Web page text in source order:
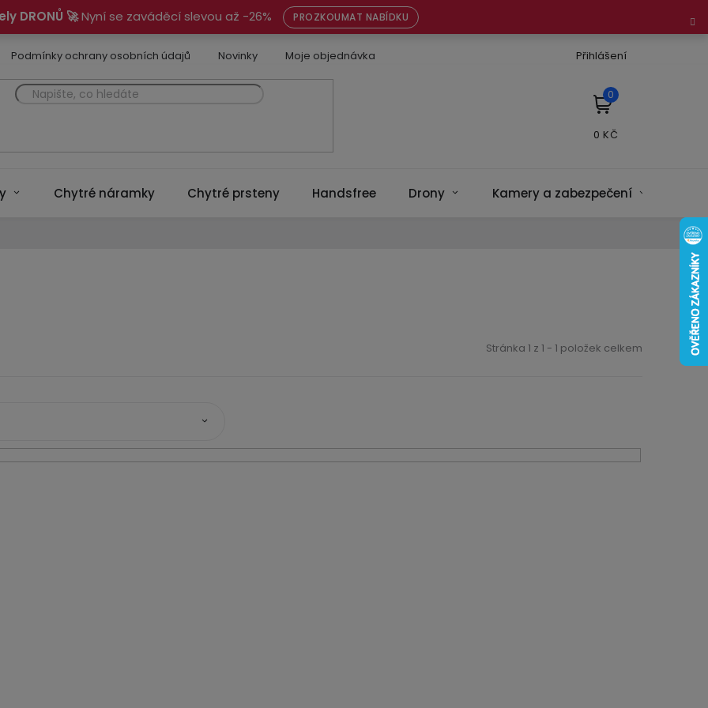
DRONŮ 🚀Nyní se zaváděcí slevou až -26% PROZKOUMAT NABÍDKU
Podmínky ochrany osobních údajů Novinky Moje objednávka Přihlášení
NÁKUPNÍ
KOŠÍK
Chytré náramky Chytré prsteny Handsfree Drony Kamery a zabezpečení
Stránka 1 z 1 - 1 položek celkem